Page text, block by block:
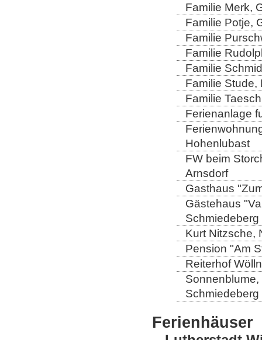
Familie Merk,
Familie Potje,
Familie
Familie
Familie
Familie Stude,
Familie
Ferienanlage
Hohenlubast
FW beim
Arnsdorf
Gasthaus
Gästehaus
Schmiedeberg
Kurt Nitzsche,
Pension "Am
Reiterhof
Sonnenblume,
Schmiedeberg
Ferienhäuser